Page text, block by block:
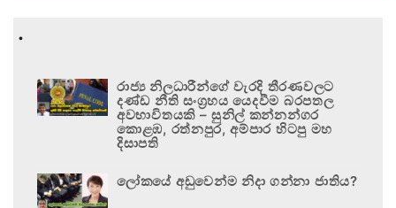
.
රාජ්‍ය නිලධාරීන්ගේ වැරදි තීරණවලට
දණ්ඩ නීති සංග්‍රහය යෙදවීම බරපතල
අවභාවිතයකි – සුනිල් කන්නන්ගර
කොළඹ, රත්නපුර, අම්පාර හිටපු මහ
දිසාපති
ලෝකයේ අඩුවෙන්ම නිදා ගන්නා ජාතිය?